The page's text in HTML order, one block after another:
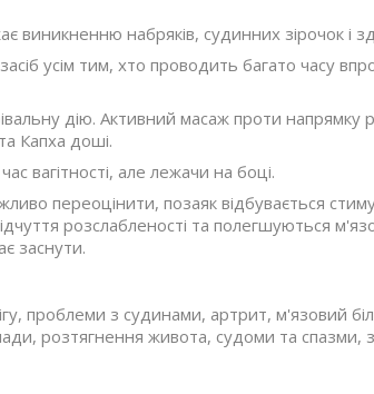
виникненню набряків, судинних зірочок і
усім тим, хто проводить багато часу
дію. Активний масаж проти напрямку
Капха доші.
вагітності, але лежачи на боці.
переоцінити, позаяк відбувається
розслабленості та полегшуються
заснути.
проблеми з судинами, артрит, м'язовий
розтягнення живота, судоми та спазми,